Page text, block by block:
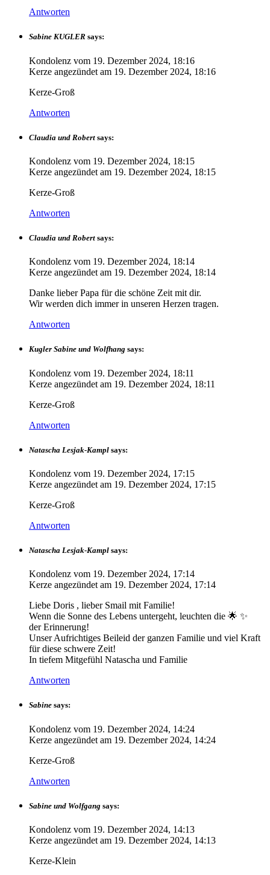
Antworten
Sabine KUGLER says:
Kondolenz vom 19. Dezember 2024, 18:16
Kerze angezündet am 19. Dezember 2024, 18:16
Kerze-Groß
Antworten
Claudia und Robert says:
Kondolenz vom 19. Dezember 2024, 18:15
Kerze angezündet am 19. Dezember 2024, 18:15
Kerze-Groß
Antworten
Claudia und Robert says:
Kondolenz vom 19. Dezember 2024, 18:14
Kerze angezündet am 19. Dezember 2024, 18:14
Danke lieber Papa für die schöne Zeit mit dir.
Wir werden dich immer in unseren Herzen tragen.
Antworten
Kugler Sabine und Wolfhang says:
Kondolenz vom 19. Dezember 2024, 18:11
Kerze angezündet am 19. Dezember 2024, 18:11
Kerze-Groß
Antworten
Natascha Lesjak-Kampl says:
Kondolenz vom 19. Dezember 2024, 17:15
Kerze angezündet am 19. Dezember 2024, 17:15
Kerze-Groß
Antworten
Natascha Lesjak-Kampl says:
Kondolenz vom 19. Dezember 2024, 17:14
Kerze angezündet am 19. Dezember 2024, 17:14
Liebe Doris , lieber Smail mit Familie!
Wenn die Sonne des Lebens untergeht, leuchten die 🌟 ✨️
der Erinnerung!
Unser Aufrichtiges Beileid der ganzen Familie und viel Kraft
für diese schwere Zeit!
In tiefem Mitgefühl Natascha und Familie
Antworten
Sabine says:
Kondolenz vom 19. Dezember 2024, 14:24
Kerze angezündet am 19. Dezember 2024, 14:24
Kerze-Groß
Antworten
Sabine und Wolfgang says:
Kondolenz vom 19. Dezember 2024, 14:13
Kerze angezündet am 19. Dezember 2024, 14:13
Kerze-Klein